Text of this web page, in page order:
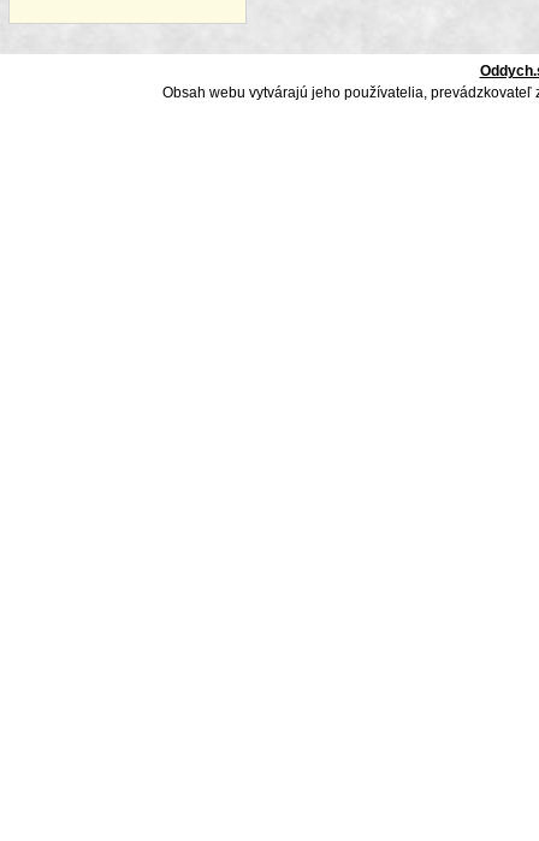
Obsah webu vytvárajú jeho používatelia,